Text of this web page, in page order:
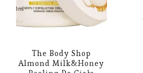
The Body Shop
Almond Milk&Honey